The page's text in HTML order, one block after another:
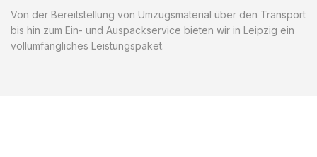
Von der Bereitstellung von Umzugsmaterial über den Transport
bis hin zum Ein- und Auspackservice bieten wir in Leipzig ein
vollumfängliches Leistungspaket.